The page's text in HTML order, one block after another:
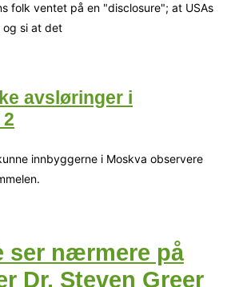
folk ventet på en "disclosure"; at USAs
og si at det
avsløringer i
innbyggerne i Moskva observere
ser nærmere på
Dr. Steven Greer